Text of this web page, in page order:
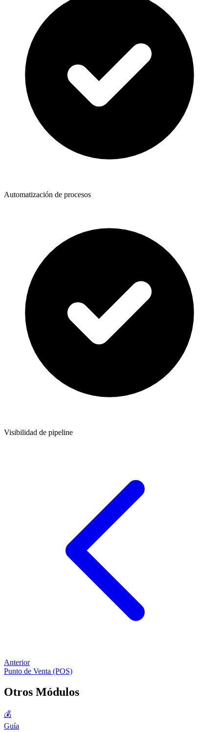
Automatización de procesos
Visibilidad de pipeline
Anterior
Punto de Venta (POS)
Otros Módulos
💰
Guía